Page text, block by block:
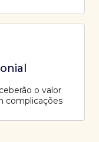
o valor
complicações